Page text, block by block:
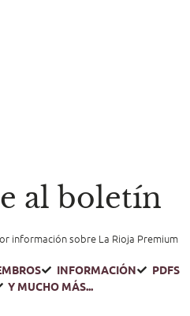
al boletín
información sobre La Rioja Premium
INFORMACIÓN
PDFS
Y MUCHO MÁS...